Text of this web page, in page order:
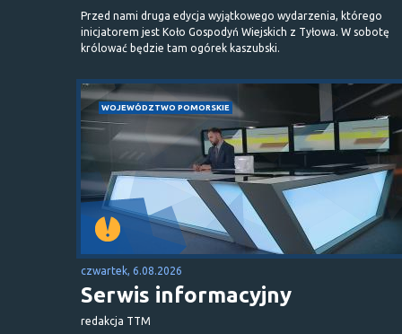
Przed nami druga edycja wyjątkowego wydarzenia, którego
inicjatorem jest Koło Gospodyń Wiejskich z Tyłowa. W sobotę
królować będzie tam ogórek kaszubski.
WOJEWÓDZTWO POMORSKIE
czwartek, 6.08.2026
Serwis informacyjny
redakcja TTM